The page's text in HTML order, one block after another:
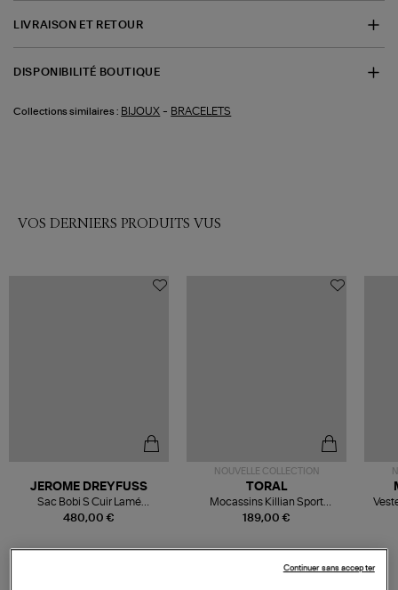
LIVRAISON ET RETOUR
DISPONIBILITÉ BOUTIQUE
Collections similaires : BIJOUX - BRACELETS
VOS DERNIERS PRODUITS VUS
480,00 €
JEROME DREYFUSS
Sac Bobi S Cuir Lamé
Champagne
NOUVELLE COLLECTION
189,00 €
TORAL
Mocassins Killian Sport
Mousse
Continuer sans accepter